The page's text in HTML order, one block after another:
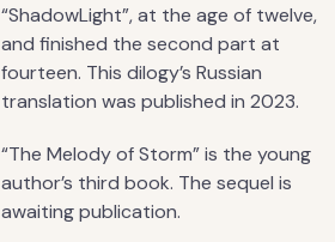
“ShadowLight”, at the age of twelve,
and finished the second part at
fourteen. This dilogy’s Russian
translation was published in 2023.
“The Melody of Storm” is the young
author’s third book. The sequel is
awaiting publication.